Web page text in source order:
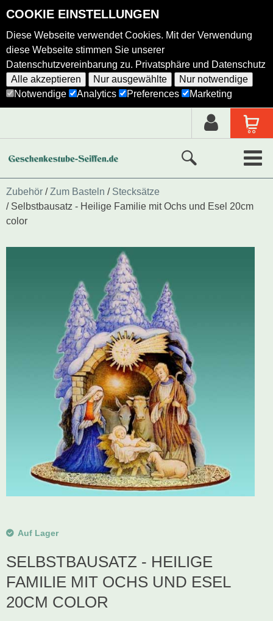
COOKIE EINSTELLUNGEN
Diese Webseite verwendet Cookies. Mit der Verwendung
diese Webseite stimmen Sie unserer
Datenschutzvereinbarung zu. Privatsphäre und Datenschutz
Alle akzeptieren
Nur ausgewählte
Nur notwendige
Notwendige
Analytics Preferences Marketing
Neue Produkte
Ausgewählte Produkte
Alle Produkte
Holzkunst nach Hersteller
Räucherfiguren
Zubehör Zum Basteln
Stecksätze
Selbstbausatz - Heilige Familie mit Ochs und Esel 20cm
color
Auf Lager
SELBSTBAUSATZ - HEILIGE
FAMILIE MIT OCHS UND ESEL
20CM COLOR